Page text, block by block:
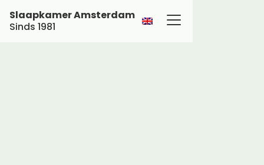
Slaapkamer Amsterdam
Sinds 1981